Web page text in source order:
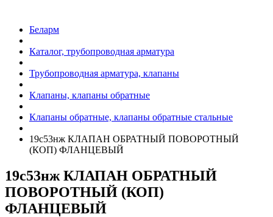
Беларм
Каталог, трубопроводная арматура
Трубопроводная арматура, клапаны
Клапаны, клапаны обратные
Клапаны обратные, клапаны обратные стальные
19с53нж КЛАПАН ОБРАТНЫЙ ПОВОРОТНЫЙ
(КОП) ФЛАНЦЕВЫЙ
19с53нж КЛАПАН ОБРАТНЫЙ
ПОВОРОТНЫЙ (КОП)
ФЛАНЦЕВЫЙ